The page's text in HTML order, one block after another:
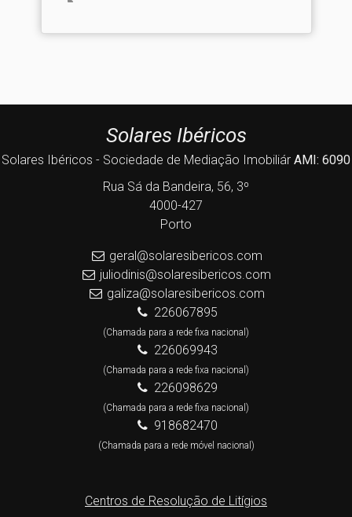
Solares Ibéricos
Solares Ibéricos - Sociedade de Mediação Imobiliár AMI: 6090
Rua Sá da Bandeira, 56, 3º
4000-427
Porto
geral@solaresibericos.com
juliodinis@solaresibericos.com
galiza@solaresibericos.com
226067895
(Chamada para a rede fixa nacional)
226069943
(Chamada para a rede fixa nacional)
226098629
(Chamada para a rede fixa nacional)
918682470
(Chamada para a rede móvel nacional)
Centros de Resolução de Litígios